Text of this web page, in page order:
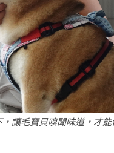
讓毛寶貝嗅聞味道，才